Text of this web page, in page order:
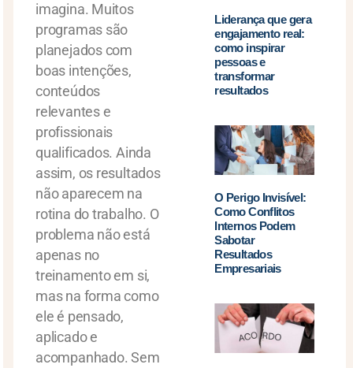
imagina. Muitos
programas são
planejados com
boas intenções,
conteúdos
relevantes e
profissionais
qualificados. Ainda
assim, os resultados
não aparecem na
rotina do trabalho. O
problema não está
apenas no
treinamento em si,
mas na forma como
ele é pensado,
aplicado e
acompanhado. Sem
Liderança que gera
engajamento real:
como inspirar
pessoas e
transformar
resultados
O Perigo Invisível:
Como Conflitos
Internos Podem
Sabotar
Resultados
Empresariais